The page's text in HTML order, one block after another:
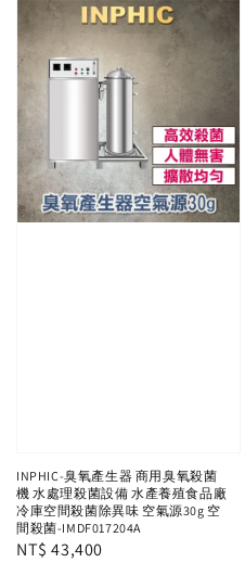
INPHIC-臭氧產生器 商用臭氧殺菌
機 水處理殺菌設備 水產養殖食品廠
冷庫空間殺菌除異味 空氣源30g 空
間殺菌-IMDF017204A
Regular
NT$ 43,400